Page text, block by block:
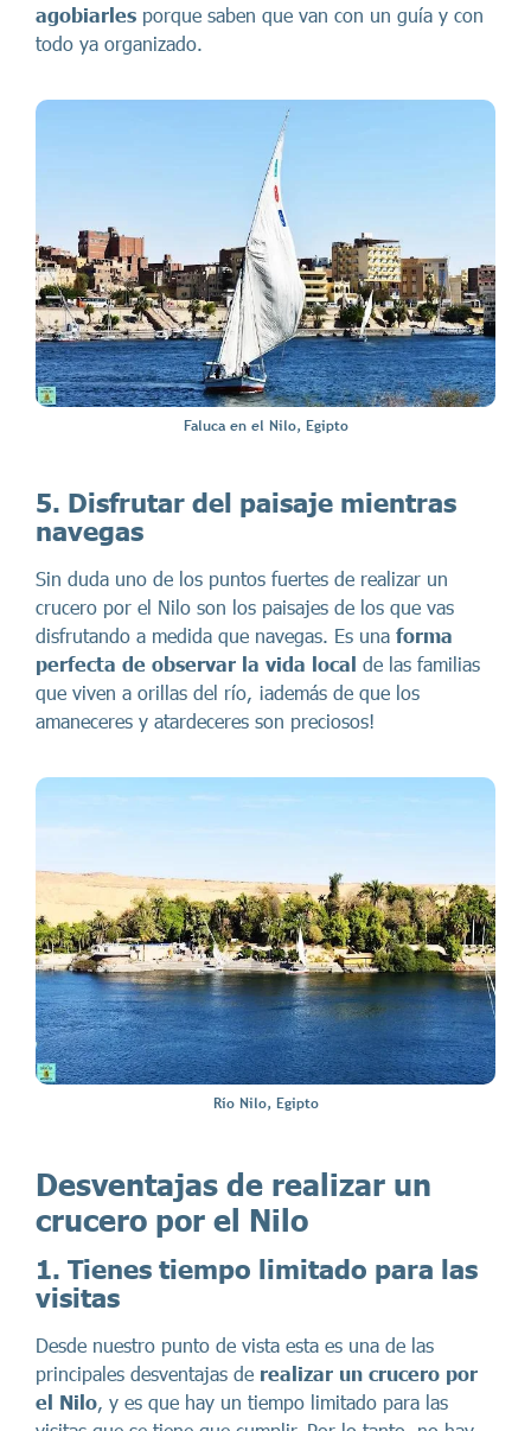
agobiarles porque saben que van con un guía y con
todo ya organizado.
Faluca en el Nilo, Egipto
5. Disfrutar del paisaje mientras
navegas
Sin duda uno de los puntos fuertes de realizar un
crucero por el Nilo son los paisajes de los que vas
disfrutando a medida que navegas. Es una forma
perfecta de observar la vida local de las familias
que viven a orillas del río, ¡además de que los
amaneceres y atardeceres son preciosos!
Río Nilo, Egipto
Desventajas de realizar un
crucero por el Nilo
1. Tienes tiempo limitado para las
visitas
Desde nuestro punto de vista esta es una de las
principales desventajas de realizar un crucero por
el Nilo, y es que hay un tiempo limitado para las